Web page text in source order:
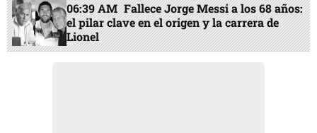
06:39 AM Fallece Jorge Messi a los 68 años:
el pilar clave en el origen y la carrera de
Lionel